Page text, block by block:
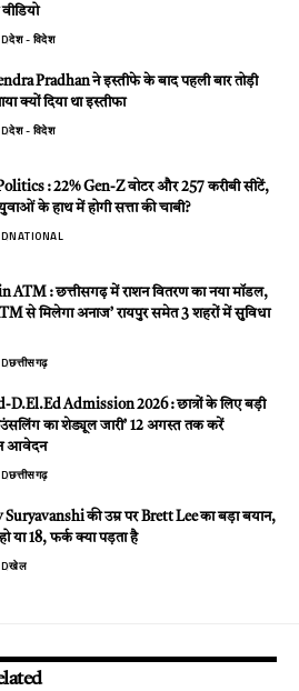
देश - विदेश
Pradhan ने इस्तीफे के बाद पहली बार तोड़ी
क्यों दिया था इस्तीफा
देश - विदेश
: 22% Gen-Z वोटर और 257 करीबी सीटें,
के हाथ में होगी सत्ता की चाबी?
NATIONAL
ATM : छत्तीसगढ़ में राशन वितरण का नया मॉडल,
से मिलेगा अनाज’ रायपुर समेत 3 शहरों में सुविधा
छत्तीसगढ़
D.El.Ed Admission 2026 : छात्रों के लिए बड़ी
का शेड्यूल जारी’ 12 अगस्त तक करें
आवेदन
छत्तीसगढ़
Suryavanshi की उम्र पर Brett Lee का बड़ा बयान,
या 18, फर्क क्या पड़ता है
खेल